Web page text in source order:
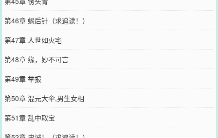
第46章 蝎后针（求追读！）
第47章 人世如火宅
第48章 缘，妙不可言
第49章 举报
第50章 混元大伞,男生女相
第51章 乱中取宝